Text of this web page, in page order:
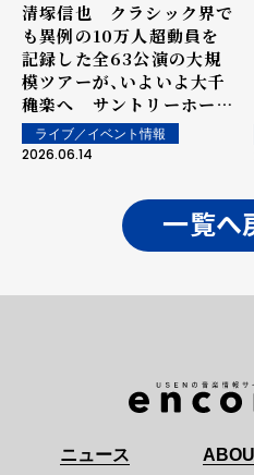
清塚信也 クラシック界で
も異例の10万人超動員を
記録した全63公演の大規
模ツアーが、いよいよ大千
穐楽へ サントリーホール
公演をU-NEXTにて独占
生配信決定！
ライブ／イベント情報
2026.06.14
一覧へ
ニュース